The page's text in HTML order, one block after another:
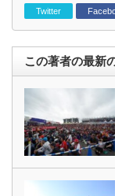
Twitter
この著者の最新